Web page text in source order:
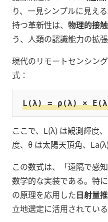
り、一見シンプルに見え
持つ革新性は、 物理的接
う、人類の認識能力の拡
現代のリモートセンシン
式：
L(λ) = ρ(λ) ×
ここで、L(λ) は観測輝度
度、θ は太陽天頂角、
この数式は、「遠隔で感
数学的な実装である。特
の原理を応用した日射量
立地選定に活用されている